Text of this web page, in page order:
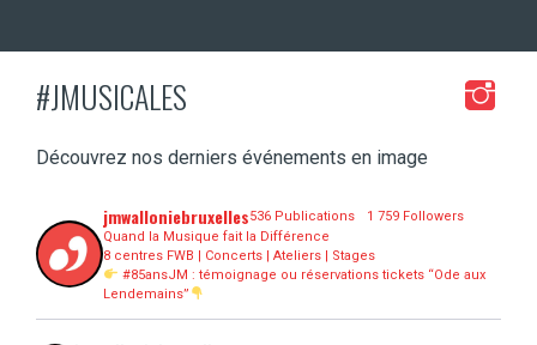
#JMUSICALES
Découvrez nos derniers événements en image
jmwalloniebruxelles536 Publications
1 759 Followers
Quand la Musique fait la Différence
8 centres FWB | Concerts | Ateliers | Stages
#85ansJM : témoignage ou réservations tickets “Ode aux
Lendemains”